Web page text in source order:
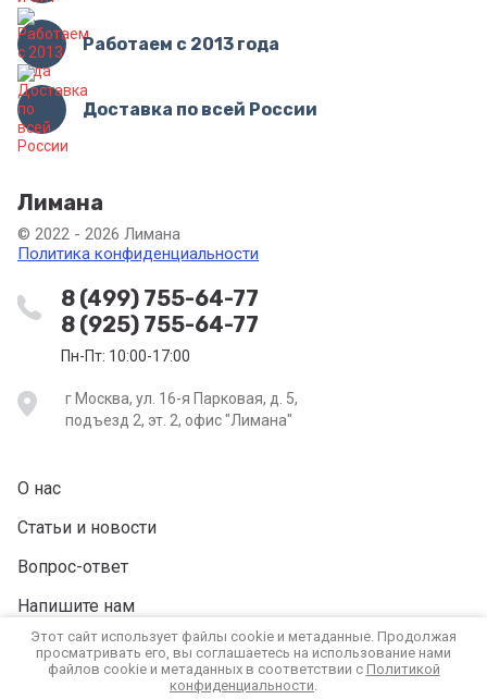
Этот сайт использует файлы cookie и метаданные. Продолжая
просматривать его, вы соглашаетесь на использование нами
файлов cookie и метаданных в соответствии с Политикой
конфиденциальности.
Работаем с 2013 года
Доставка по всей России
Лимана
© 2022 - 2026 Лимана
Политика конфиденциальности
8 (499) 755-64-77
8 (925) 755-64-77
Пн-Пт: 10:00-17:00
г Москва, ул. 16-я Парковая, д. 5,
подъезд 2, эт. 2, офис "Лимана"
О нас
Статьи и новости
Вопрос-ответ
Напишите нам
Вакансии